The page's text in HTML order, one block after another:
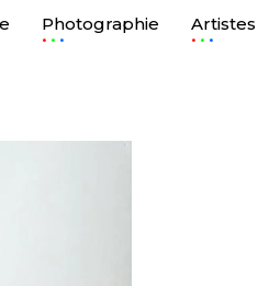
Photographie
. Artistes
.